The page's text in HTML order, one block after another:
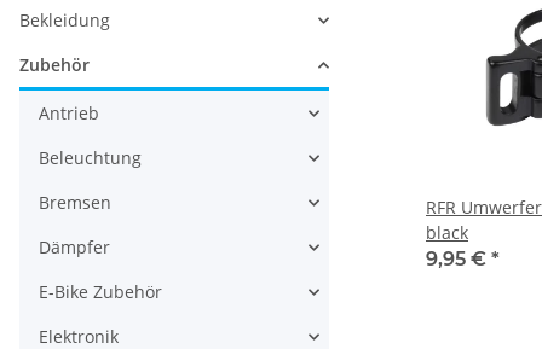
RFR
black
9,95 € *
Bekleidung
Zubehör
Antrieb
Beleuchtung
Bremsen
Dämpfer
E-Bike Zubehör
Elektronik